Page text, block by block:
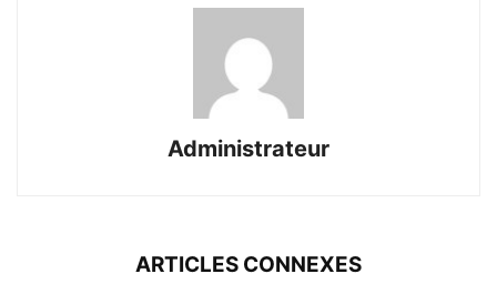
Administrateur
ARTICLES CONNEXES